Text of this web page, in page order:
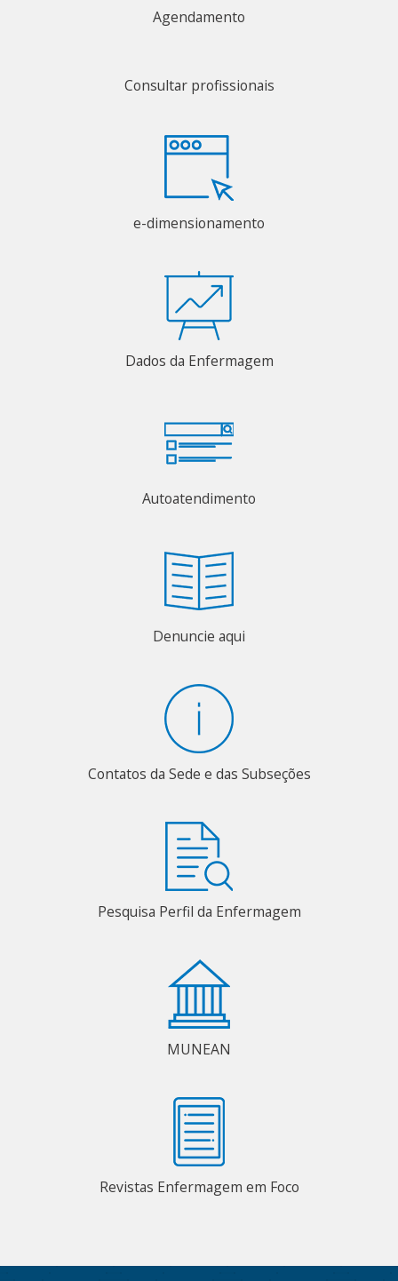
Agendamento
Consultar profissionais
e-dimensionamento
Dados da Enfermagem
Autoatendimento
Denuncie aqui
Contatos da Sede e das Subseções
Pesquisa Perfil da Enfermagem
MUNEAN
Revistas Enfermagem em Foco